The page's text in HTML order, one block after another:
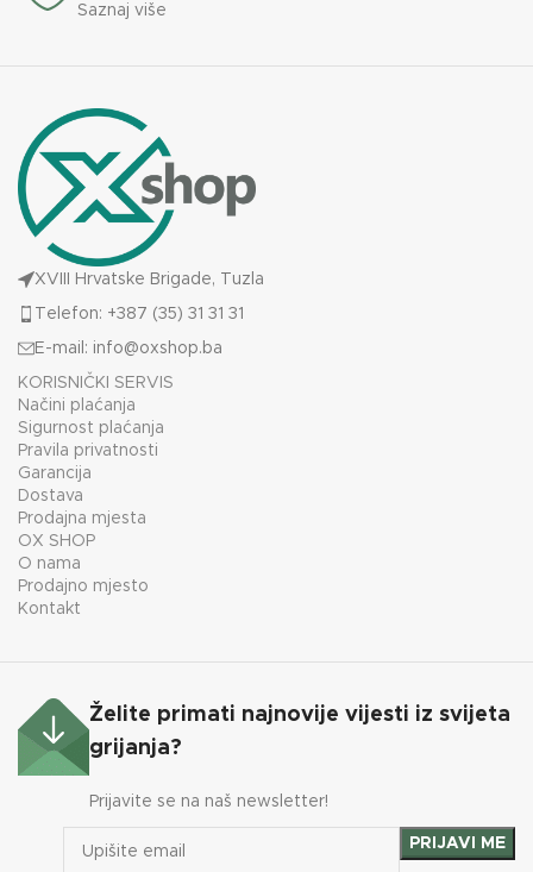
Saznaj više
XVIII Hrvatske Brigade, Tuzla
Telefon: +387 (35) 31 31 31
E-mail: info@oxshop.ba
KORISNIČKI SERVIS
Načini plaćanja
Sigurnost plaćanja
Pravila privatnosti
Garancija
Dostava
Prodajna mjesta
OX SHOP
O nama
Prodajno mjesto
Kontakt
Želite primati najnovije vijesti iz svijeta
grijanja?
Prijavite se na naš newsletter!